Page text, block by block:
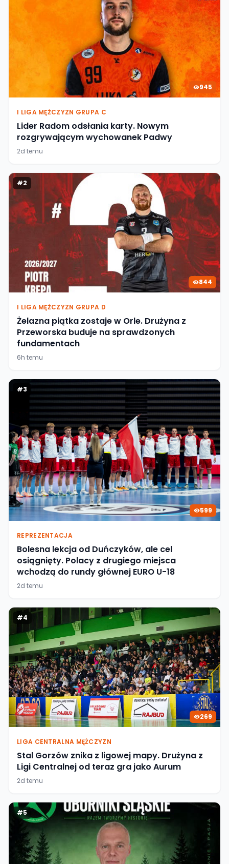
945
I LIGA MĘŻCZYZN GRUPA C
Lider Radom odsłania karty. Nowym
rozgrywającym wychowanek Padwy
2d temu
#2
844
I LIGA MĘŻCZYZN GRUPA D
Żelazna piątka zostaje w Orle. Drużyna z
Przeworska buduje na sprawdzonych
fundamentach
6h temu
#3
599
REPREZENTACJA
Bolesna lekcja od Duńczyków, ale cel
osiągnięty. Polacy z drugiego miejsca
wchodzą do rundy głównej EURO U-18
2d temu
#4
269
LIGA CENTRALNA MĘŻCZYZN
Stal Gorzów znika z ligowej mapy. Drużyna z
Ligi Centralnej od teraz gra jako Aurum
2d temu
#5